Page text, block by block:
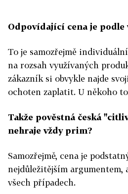
Odpovídající cena je podle
To je samozřejmě
na rozsah využívaných
zákazník si obvykle najde
ochoten zaplatit. U někoho
Takže pověstná česká
nehraje vždy prim?
Samozřejmě, cena je
nejdůležitějším argumentem,
všech případech.